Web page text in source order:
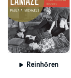
Reinhören